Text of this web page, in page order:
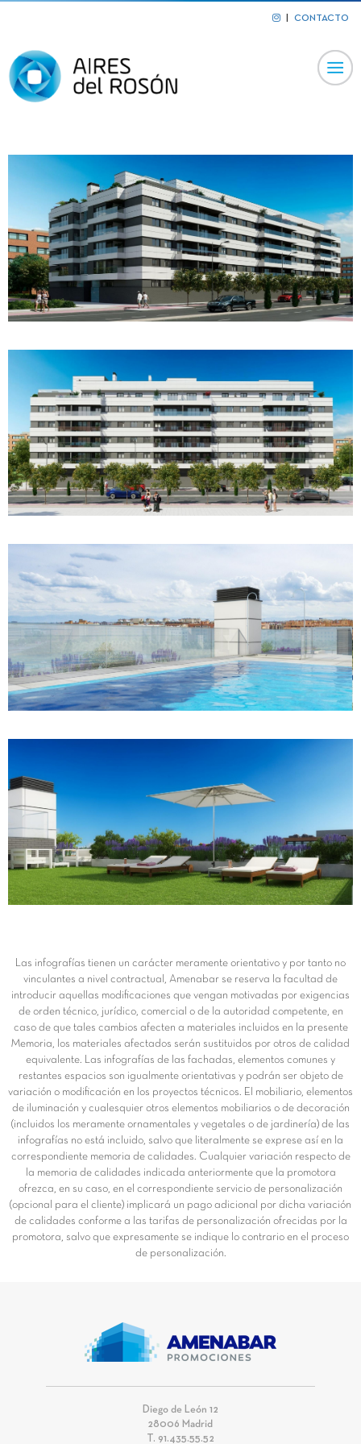
CONTACTO
Las infografías tienen un carácter meramente orientativo y por tanto no
vinculantes a nivel contractual, Amenabar se reserva la facultad de
introducir aquellas modificaciones que vengan motivadas por exigencias
de orden técnico, jurídico, comercial o de la autoridad competente, en
caso de que tales cambios afecten a materiales incluidos en la presente
Memoria, los materiales afectados serán sustituidos por otros de calidad
equivalente. Las infografías de las fachadas, elementos comunes y
restantes espacios son igualmente orientativas y podrán ser objeto de
variación o modificación en los proyectos técnicos. El mobiliario, elementos
de iluminación y cualesquier otros elementos mobiliarios o de decoración
(incluidos los meramente ornamentales y vegetales o de jardinería) de las
infografías no está incluido, salvo que literalmente se exprese así en la
correspondiente memoria de calidades. Cualquier variación respecto de
la memoria de calidades indicada anteriormente que la promotora
ofrezca, en su caso, en el correspondiente servicio de personalización
(opcional para el cliente) implicará un pago adicional por dicha variación
de calidades conforme a las tarifas de personalización ofrecidas por la
promotora, salvo que expresamente se indique lo contrario en el proceso
de personalización.
Diego de León 12
28006 Madrid
T. 91.435.55.52